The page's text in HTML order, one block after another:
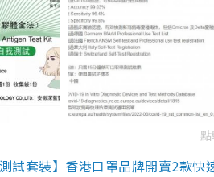
試套裝】香港口罩品牌開賣2款